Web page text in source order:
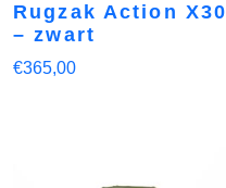
Rugzak Action X30
– zwart
€365,00